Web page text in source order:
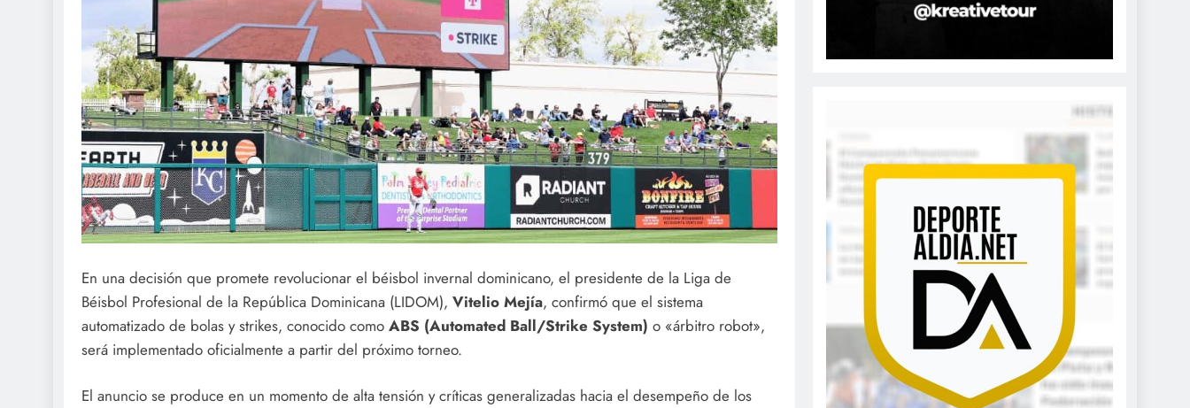
En una decisión que promete revolucionar el béisbol invernal dominicano, el presidente de la Liga de
Béisbol Profesional de la República Dominicana (LIDOM), Vitelio Mejía, confirmó que el sistema
automatizado de bolas y strikes, conocido como ABS (Automated Ball/Strike System) o «árbitro robot»,
será implementado oficialmente a partir del próximo torneo.
El anuncio se produce en un momento de alta tensión y críticas generalizadas hacia el desempeño de los